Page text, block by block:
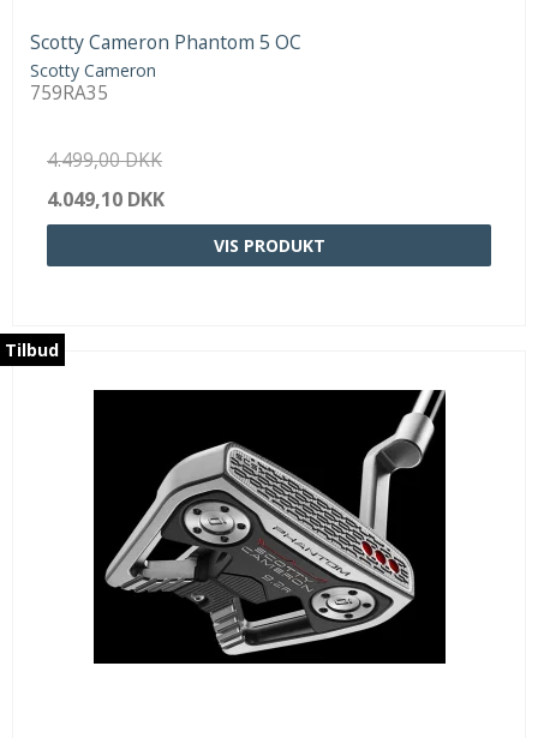
Scotty Cameron Phantom 5 OC
Scotty Cameron
759RA35
4.499,00 DKK
4.049,10 DKK
VIS PRODUKT
Tilbud